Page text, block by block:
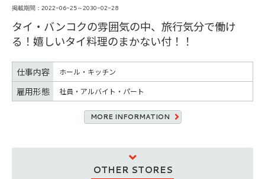
掲載期間：2022-06-25～2030-02-28
タイ・バンコクの雰囲気の中、旅行気分で働け
る！嬉しいタイ料理のまかない付！！
仕事内容 ホール・キッチン
雇用形態 社員・アルバイト・パート
MORE INFORMATION
OTHER STORES